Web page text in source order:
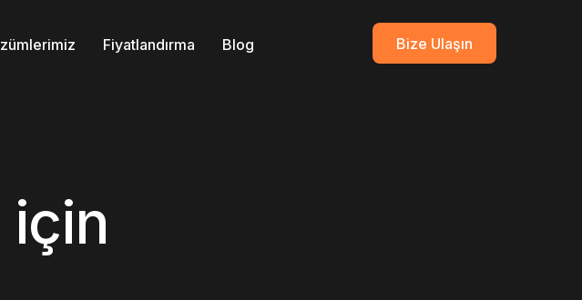
Fiyatlandırma Blog Bize Ulaşın
için